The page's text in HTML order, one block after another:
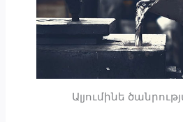
Ալյումինե